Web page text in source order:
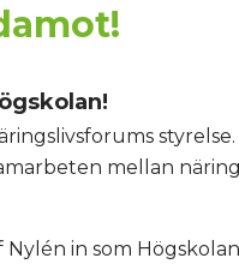
mellan
in som